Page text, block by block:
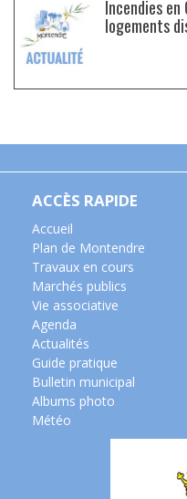
Incendies
logements
ACCÈS RAPIDE
Accueil
Plan de Montendre
Travaux en cours
Marchés publics
Vie associative
Agenda
Actualités
Guide pratique
Bulletin municipal
Albums photo
Météo